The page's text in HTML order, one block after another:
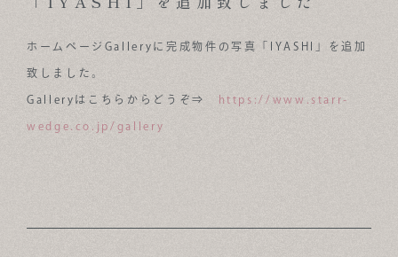
FOR BUSINESS
SUSTAINABLE DESIGN COMPANY
ホームページGalleryに完成物件の写真「IYASHI」を追加
致しました。
Galleryはこちらからどうぞ⇒ https://www.starr-
wedge.co.jp/gallery